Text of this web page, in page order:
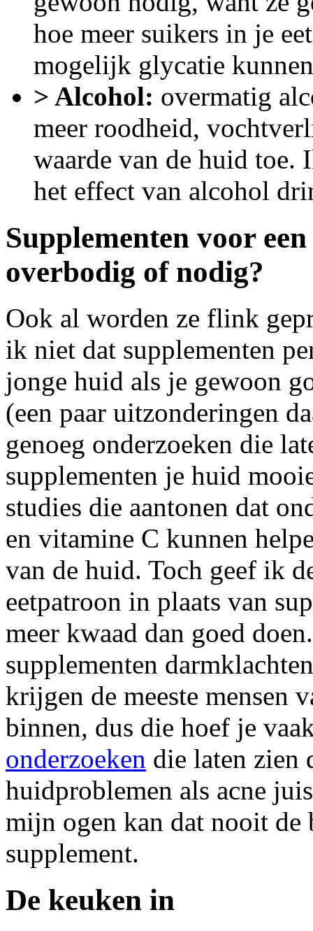
hoe meer suikers in je
mogelijk glycatie
> Alcohol: overmatig
meer roodheid,
waarde van de huid toe.
het effect van alcohol
Supplementen voor
overbodig of nodig?
Ook al worden ze flink
ik niet dat supplementen
jonge huid als je gewoon
(een paar uitzonderingen
genoeg onderzoeken die
supplementen je huid
studies die aantonen dat
en vitamine C kunnen
van de huid. Toch geef ik
eetpatroon in plaats van
meer kwaad dan goed
supplementen
krijgen de meeste mensen
binnen, dus die hoef je
onderzoeken die laten zien
huidproblemen als acne
mijn ogen kan dat nooit de
supplement.
De keuken in